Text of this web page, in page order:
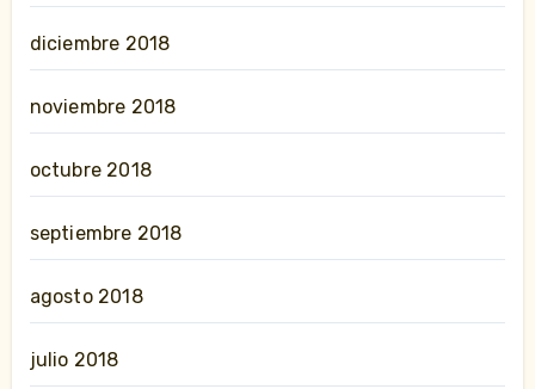
diciembre 2018
noviembre 2018
octubre 2018
septiembre 2018
agosto 2018
julio 2018